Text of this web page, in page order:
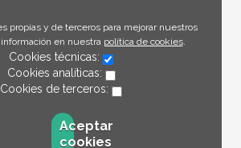
propias y de terceros para mejorar nuestros
en nuestra política de cookies.
Cookies técnicas:
Cookies analíticas:
Cookies de terceros:
Aceptar
cookies